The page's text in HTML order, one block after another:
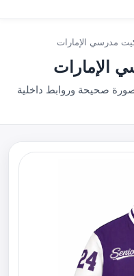
مدرسي الإمارات
الإمارات
صحيحة وروابط داخلية